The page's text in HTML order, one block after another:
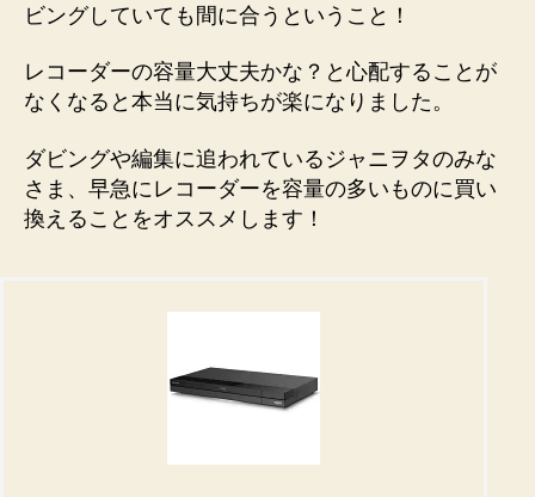
ビングしていても間に合うということ！
レコーダーの容量大丈夫かな？と心配することが
なくなると本当に気持ちが楽になりました。
ダビングや編集に追われているジャニヲタのみな
さま、早急にレコーダーを容量の多いものに買い
換えることをオススメします！